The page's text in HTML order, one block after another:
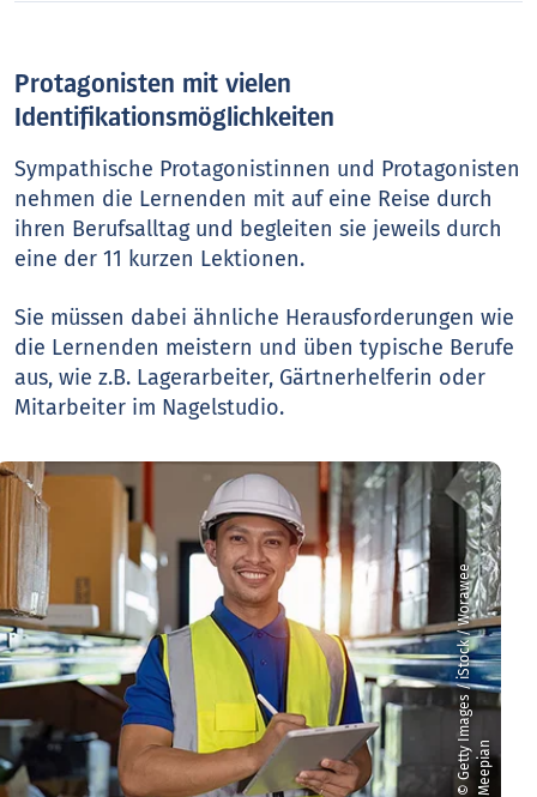
Protagonisten mit vielen
Identifikationsmöglichkeiten
Sympathische Protagonistinnen und Protagonisten
nehmen die Lernenden mit auf eine Reise durch
ihren Berufsalltag und begleiten sie jeweils durch
eine der 11 kurzen Lektionen.
Sie müssen dabei ähnliche Herausforderungen wie
die Lernenden meistern und üben typische Berufe
aus, wie z.B. Lagerarbeiter, Gärtnerhelferin oder
Mitarbeiter im Nagelstudio.
©
G
e
t
t
yI
m
a
g
e
s
/
i
S
t
o
c
k
/
W
o
r
a
w
e
e
M
e
e
p
i
an